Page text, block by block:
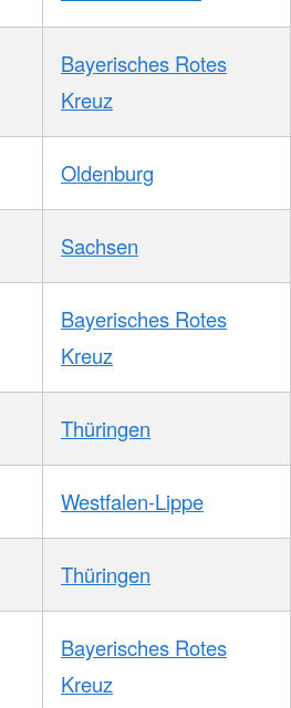
Bayerisches Rotes
Kreuz
Oldenburg
Sachsen
Bayerisches Rotes
Kreuz
Thüringen
Westfalen-Lippe
Thüringen
Bayerisches Rotes
Kreuz